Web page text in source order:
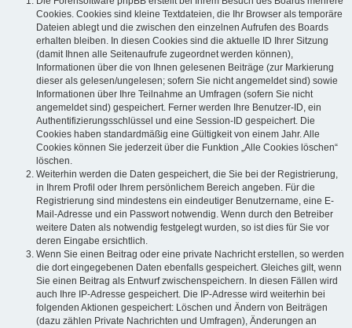
Cookies. Cookies sind kleine Textdateien, die Ihr Browser als temporäre
Dateien ablegt und die zwischen den einzelnen Aufrufen des Boards
erhalten bleiben. In diesen Cookies sind die aktuelle ID Ihrer Sitzung
(damit Ihnen alle Seitenaufrufe zugeordnet werden können),
Informationen über die von Ihnen gelesenen Beiträge (zur Markierung
dieser als gelesen/ungelesen; sofern Sie nicht angemeldet sind) sowie
Informationen über Ihre Teilnahme an Umfragen (sofern Sie nicht
angemeldet sind) gespeichert. Ferner werden Ihre Benutzer-ID, ein
Authentifizierungsschlüssel und eine Session-ID gespeichert. Die
Cookies haben standardmäßig eine Gültigkeit von einem Jahr. Alle
Cookies können Sie jederzeit über die Funktion „Alle Cookies löschen“
löschen.
Weiterhin werden die Daten gespeichert, die Sie bei der Registrierung,
in Ihrem Profil oder Ihrem persönlichem Bereich angeben. Für die
Registrierung sind mindestens ein eindeutiger Benutzername, eine E-
Mail-Adresse und ein Passwort notwendig. Wenn durch den Betreiber
weitere Daten als notwendig festgelegt wurden, so ist dies für Sie vor
deren Eingabe ersichtlich.
Wenn Sie einen Beitrag oder eine private Nachricht erstellen, so werden
die dort eingegebenen Daten ebenfalls gespeichert. Gleiches gilt, wenn
Sie einen Beitrag als Entwurf zwischenspeichern. In diesen Fällen wird
auch Ihre IP-Adresse gespeichert. Die IP-Adresse wird weiterhin bei
folgenden Aktionen gespeichert: Löschen und Ändern von Beiträgen
(dazu zählen Private Nachrichten und Umfragen), Änderungen an